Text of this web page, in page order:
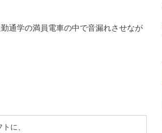
通学の満員電車の中で音漏れさせなが
に、